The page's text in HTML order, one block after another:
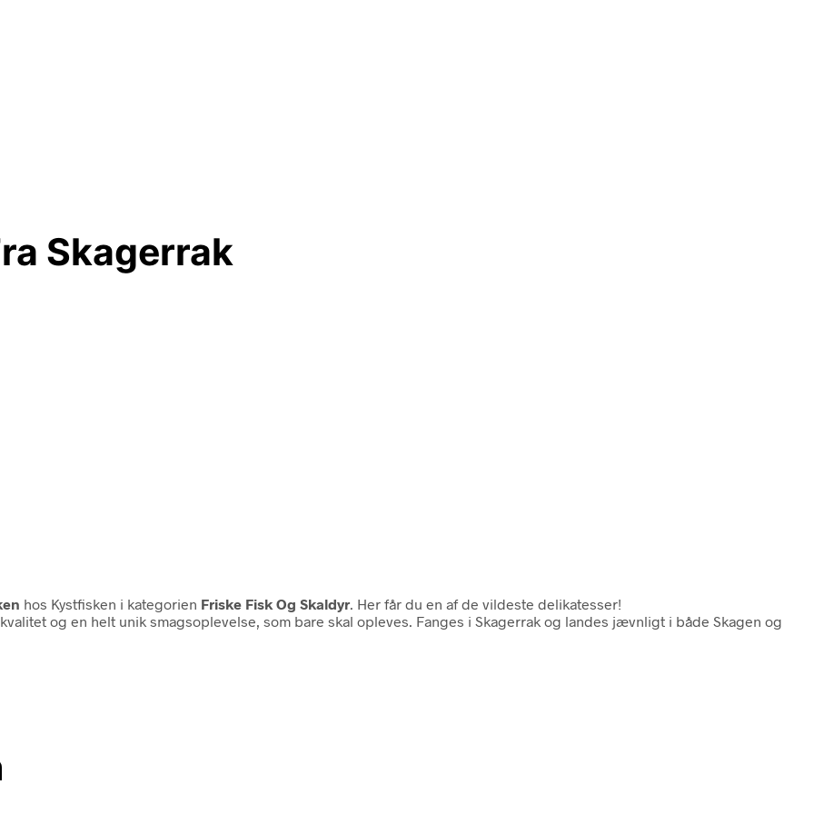
Skagerrak
hos Kystfisken i kategorien Friske Fisk Og Skaldyr . Her får du en af de vildeste delikatesser!
og en helt unik smagsoplevelse, som bare skal opleves. Fanges i Skagerrak og landes jævnligt i både Skagen og